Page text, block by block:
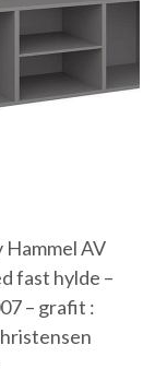
Hammel AV
fast hylde –
– grafit :